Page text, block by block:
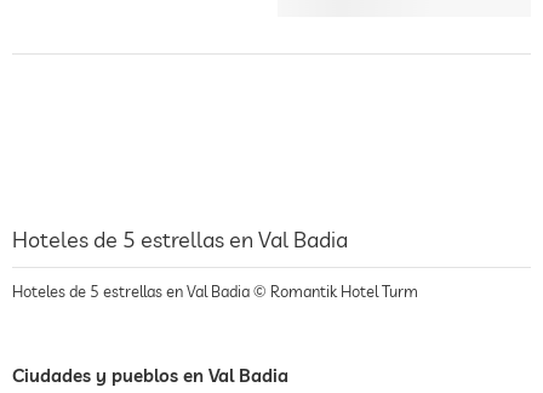
Hoteles de 5 estrellas en Val Badia
Hoteles de 5 estrellas en Val Badia © Romantik Hotel Turm
Ciudades y pueblos en Val Badia